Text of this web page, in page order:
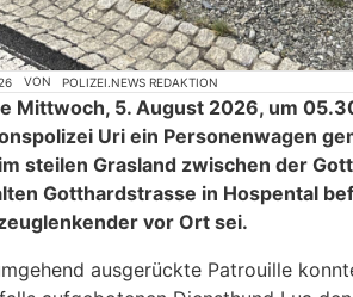
VON POLIZEI.NEWS REDAKTION
Mittwoch, 5. August 2026, um
Uri ein Personenwagen
steilen Grasland zwischen der
Gotthardstrasse in Hospental
vor Ort sei.
ausgerückte Patrouille